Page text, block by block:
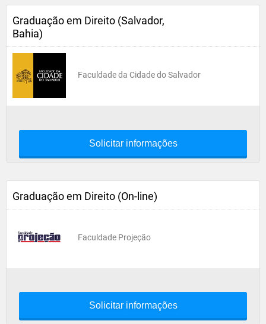
Graduação em Direito (Salvador,
Bahia)
Faculdade da Cidade do Salvador
Solicitar informações
Graduação em Direito (On-line)
Faculdade Projeção
Solicitar informações